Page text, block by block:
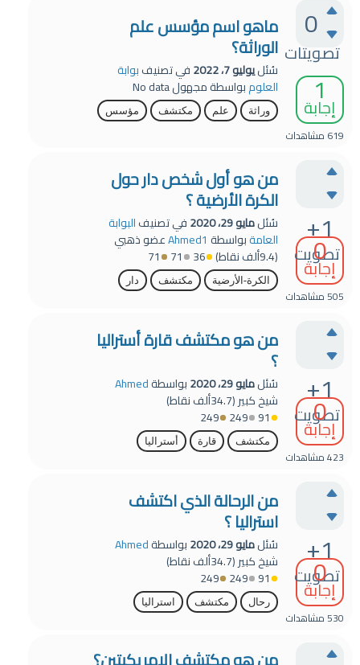
0
تصويتات
1
إجابة
619 مشاهدات
ماهو اسم مؤسس علم
الوراثة؟
سُئليوليو 7، 2022 في تصنيفبوابة
العلومبواسطةمجهولNo data
وراثة علم مكتشف مؤسس
+1
تصويت
0
إجابة
505مشاهدات
من هو أول شخص دار حول
الكرة الأرضية ؟
سُئلمايو 29، 2020 في تصنيفالبوابة
العامةبواسطة Ahmed1عضو ذهبي
(9.4ألف نقاط) 36
71
71
الكرة-الأرضية مكتشف دار
+1
تصويت
0
إجابة
423مشاهدات
من هو مكتشف قارة أستراليا
؟
سُئلمايو 29، 2020 بواسطةAhmed
شيخ كبير(34.7ألف
نقاط)
91
249
249
مكتشف قارة أستراليا
+1
تصويت
0
إجابة
530مشاهدات
من الرحالة الذي اكتشف
استراليا ؟
سُئلمايو 29، 2020 بواسطةAhmed
شيخ كبير(34.7ألف
نقاط)
91
249
249
رحال مكتشف استراليا